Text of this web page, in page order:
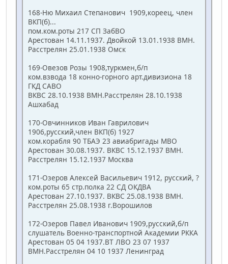
168-Ню Михаил Степанович 1909,кореец, член
ВКП(б)...
пом.ком.роты 217 СП ЗабВО
Арестован 14.11.1937. Двойкой 13.01.1938 ВМН.
Расстрелян 25.01.1938 Омск
169-Овезов Розы 1908,туркмен,б/п
ком.взвода 18 конно-горного арт.дивизиона 18
ГКД САВО
ВКВС 28.10.1938 ВМН.Расстрелян 28.10.1938
Ашхабад
170-Овчинников Иван Гаврилович
1906,русский,член ВКП(б) 1927
ком.корабля 90 ТБАЭ 23 авиабригады МВО
Арестован 30.08.1937. ВКВС 15.12.1937 ВМН.
Расстрелян 15.12.1937 Москва
171-Озеров Алексей Васильевич 1912, русский, ?
ком.роты 65 стр.полка 22 СД ОКДВА
Арестован 27.10.1937. ВКВС 25.08.1938 ВМН.
Расстрелян 25.08.1938 г.Ворошилов
172-Озеров Павел Иванович 1909,русский,б/п
слушатель Военно-транспортной Академии РККА
Арестован 05 04 1937.ВТ ЛВО 23 07 1937
ВМН.Расстрелян 04 10 1937 Ленинград